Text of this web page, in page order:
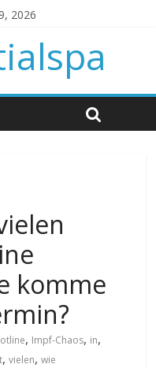
2026
komme
, Impf-Chaos, in,
,vielen,wie